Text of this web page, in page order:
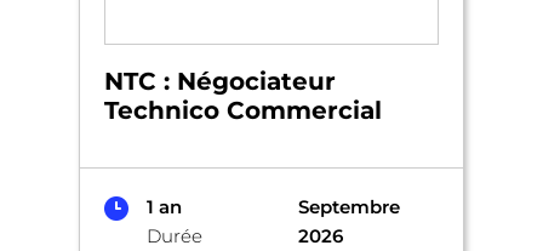
NTC : Négociateur
Technico Commercial
1 an
Durée
Septembre
2026